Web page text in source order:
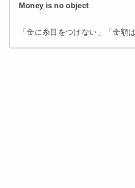
Money is no object
「金に糸目をつけない」「金額